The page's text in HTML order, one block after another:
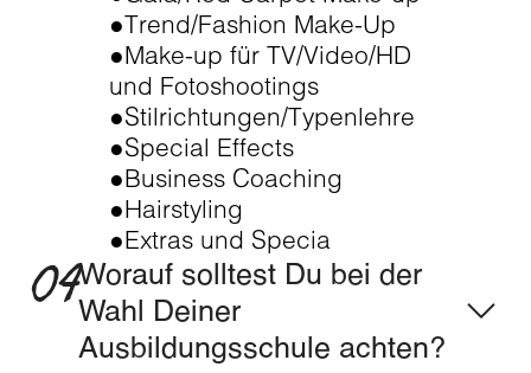
●Trend/Fashion Make-Up
●Make-up für TV/Video/HD
und Fotoshootings
●Stilrichtungen/Typenlehre
●Special Effects
●Business Coaching
●Hairstyling
●Extras und Specia
04Worauf solltest Du bei der
Wahl Deiner
Ausbildungsschule achten?